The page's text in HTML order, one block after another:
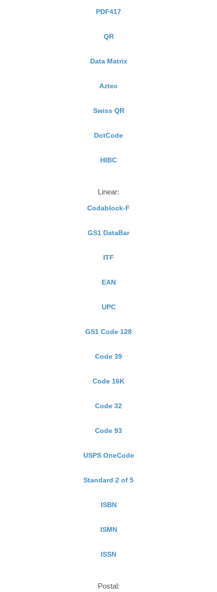
PDF417
QR
Data Matrix
Aztec
Swiss QR
DotCode
HIBC
Linear:
Codablock-F
GS1 DataBar
ITF
EAN
UPC
GS1 Code 128
Code 39
Code 16K
Code 32
Code 93
USPS OneCode
Standard 2 of 5
ISBN
ISMN
ISSN
Postal: